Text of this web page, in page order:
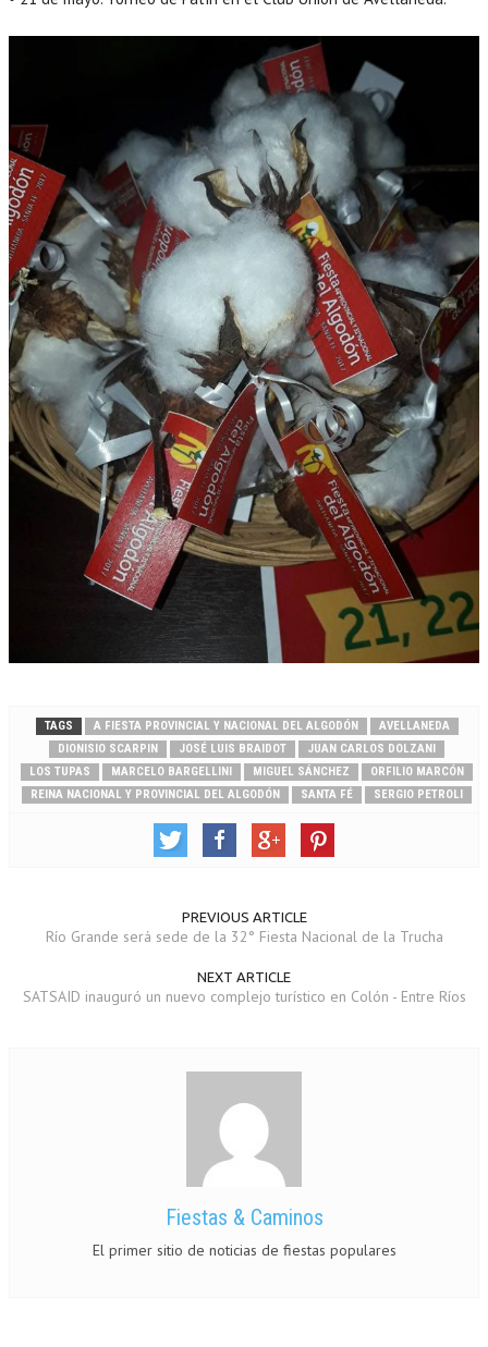
TAGS A FIESTA PROVINCIAL Y NACIONAL DEL ALGODÓN
AVELLANEDA
DIONISIO SCARPIN
JOSÉ LUIS BRAIDOT
JUAN CARLOS DOLZANI
LOS TUPAS
MARCELO BARGELLINI MIGUEL SÁNCHEZ
ORFILIO MARCÓN
REINA NACIONAL Y PROVINCIAL DEL ALGODÓN
SANTA FÉ SERGIO PETROLI
PREVIOUS ARTICLE
Río Grande será sede de la 32° Fiesta Nacional de la Trucha
NEXT ARTICLE
SATSAID inauguró un nuevo complejo turístico en Colón - Entre Ríos
Fiestas & Caminos
El primer sitio de noticias de fiestas populares